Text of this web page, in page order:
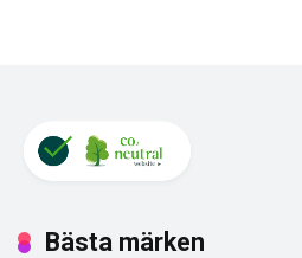
Bästa märken